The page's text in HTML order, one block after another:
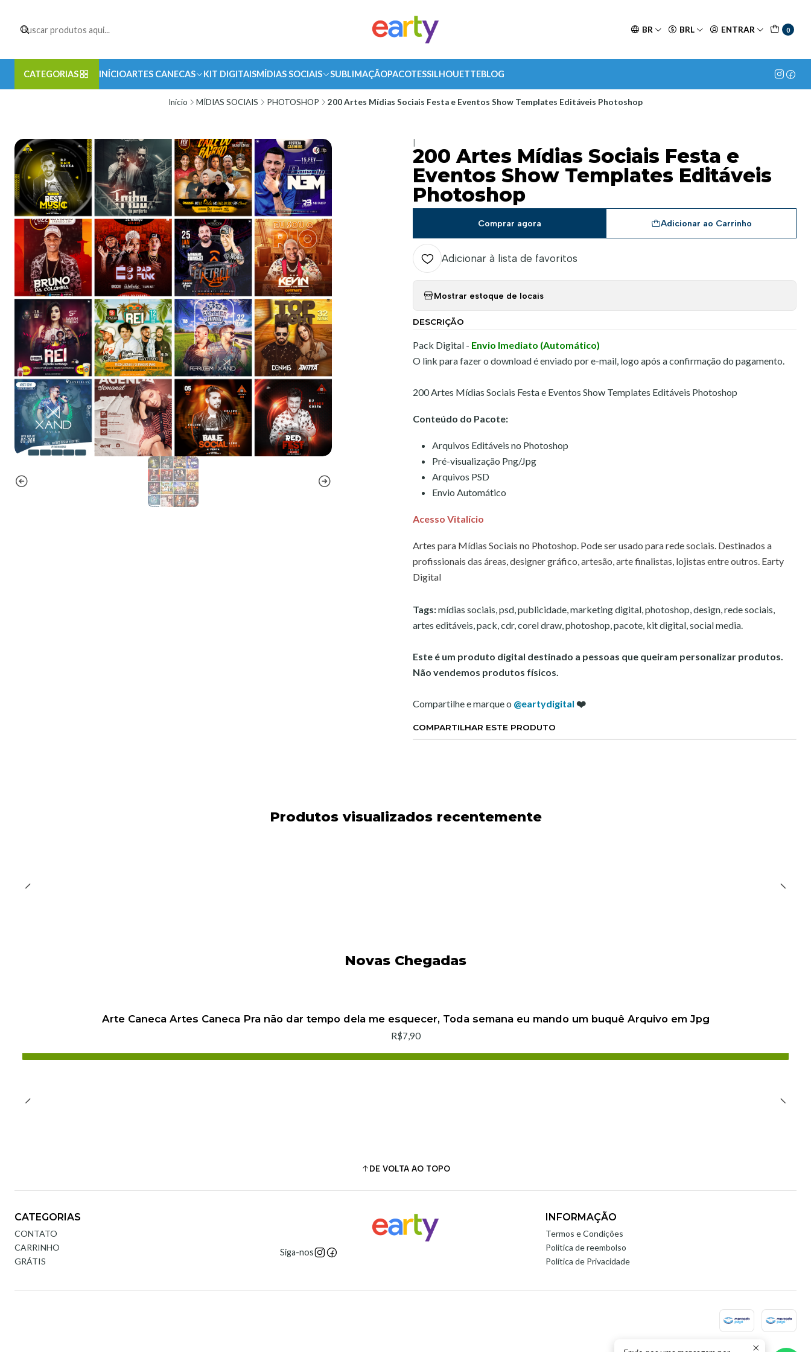
BR BRL ENTRAR 0
CATEGORIAS INÍCIOARTES CANECAS KIT DIGITAISMÍDIAS SOCIAIS SUBLIMAÇÃOPACOTESSILHOUETTEBLOG
Início MÍDIAS SOCIAIS PHOTOSHOP 200 Artes Mídias Sociais Festa e Eventos Show Templates Editáveis Photoshop
200 Artes Mídias Sociais Festa e
Eventos Show Templates Editáveis
Photoshop
Adicionar ao Carrinho
Comprar agora
Adicionar à lista de favoritos
Mostrar estoque de locais
DESCRIÇÃO
Pack Digital - Envio Imediato (Automático)
O link para fazer o download é enviado por e-mail, logo após a confirmação do pagamento.
200 Artes Mídias Sociais Festa e Eventos Show Templates Editáveis Photoshop
Conteúdo do Pacote:
Arquivos Editáveis no Photoshop
Pré-visualização Png/Jpg
Arquivos PSD
Envio Automático
Acesso Vitalício
Artes para Mídias Sociais no Photoshop. Pode ser usado para rede sociais. Destinados a
profissionais das áreas, designer gráfico, artesão, arte finalistas, lojistas entre outros. Earty
Digital
Tags:mídias sociais, psd, publicidade, marketing digital, photoshop, design, rede sociais,
artes editáveis, pack, cdr, corel draw, photoshop, pacote, kit digital, social media.
Este é um produto digital destinado a pessoas que queiram personalizar produtos.
Não vendemos produtos físicos.
Compartilhe e marque o @eartydigital ❤️
COMPARTILHAR ESTE PRODUTO
Produtos visualizados recentemente
Novas Chegadas
Arte Caneca Artes Caneca Pra não dar tempo dela me esquecer, Toda semana eu mando um buquê Arquivo em Jpg
R$7,90
DE VOLTA AO TOPO
CATEGORIAS
CONTATO
CARRINHO
GRÁTIS
Siga-nos
INFORMAÇÃO
Termos e Condições
Politica de reembolso
Política de Privacidade